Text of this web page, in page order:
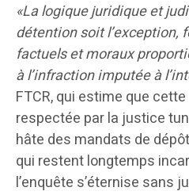
«La logique juridique et
détention soit l’exception,
factuels et moraux
à l’infraction imputée à
FTCR, qui estime que
respectée par la justice
hâte des mandats de
qui restent longtemps
l’enquête s’éternise sans